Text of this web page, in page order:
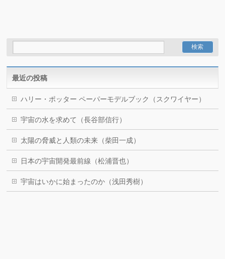
最近の投稿
ハリー・ポッター ペーパーモデルブック（スクワイヤー）
宇宙の水を求めて（長谷部信行）
太陽の脅威と人類の未来（柴田一成）
日本の宇宙開発最前線（松浦晋也）
宇宙はいかに始まったのか（浅田秀樹）